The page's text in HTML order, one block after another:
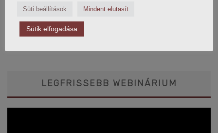
LEGFRISSEBB WEBINÁRIUM
Süti beállítások Mindent elutasít
Sütik elfogadása